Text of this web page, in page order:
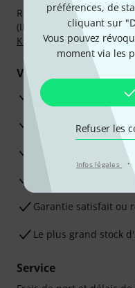
préférences, de
cliquant sur
Vous pouvez
moment via les
Refuser les
Infos légales ·
Réglez de manière sûre
(IBAN/BIC), PayPal,
Klarna Payer en 3 foisou
Vos avantages
Ga­ran­tie Thomann 3
Garantie 30 jours
Service de réparation
Conseils d'experts en
Garantie satisfait ou
Le plus grand stock
Service